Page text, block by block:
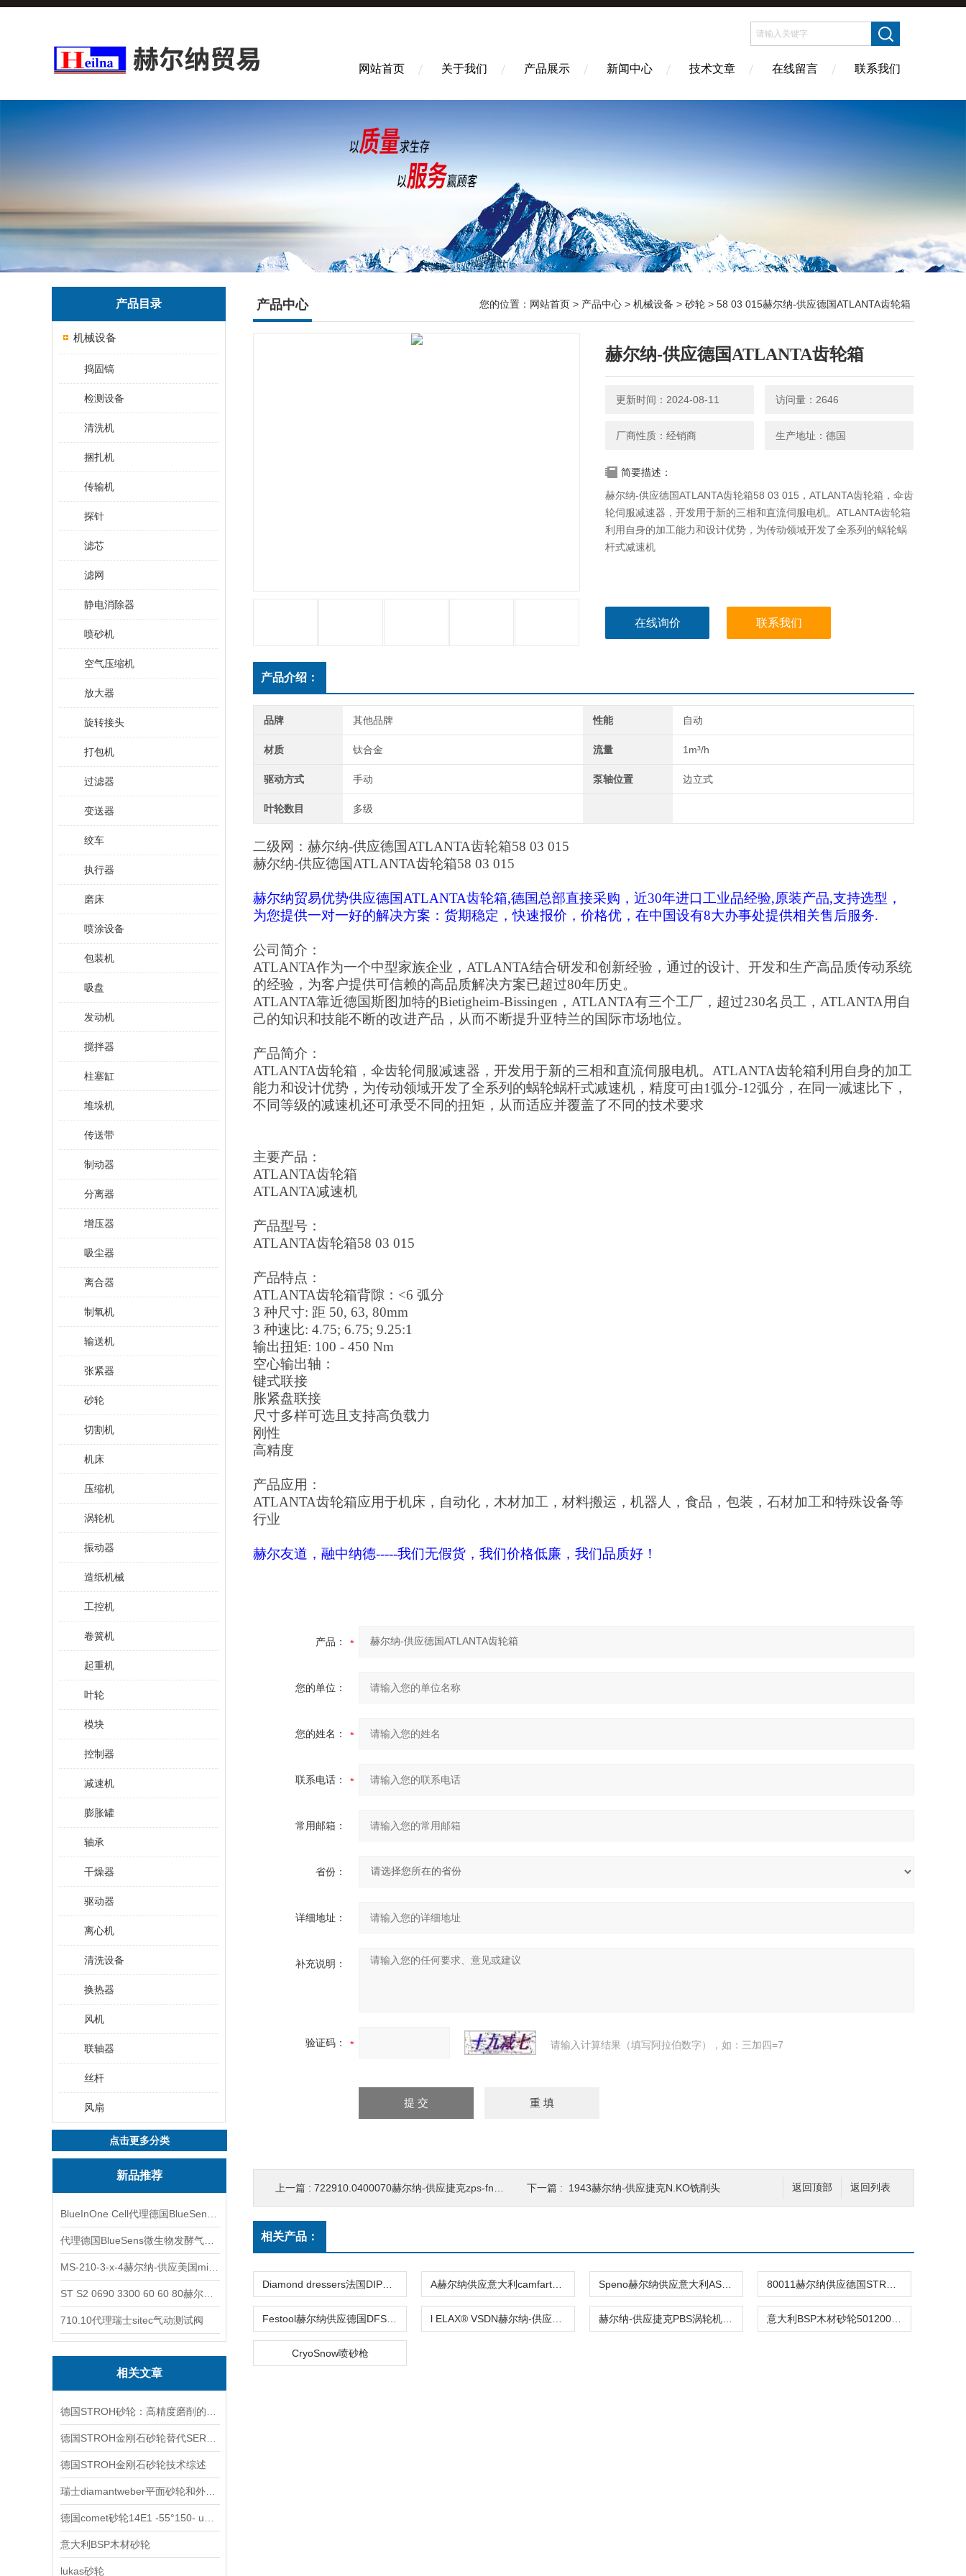
网站首页 关于我们 产品展示 新闻中心 技术文章 在线留言 联系我们
产品目录
机械设备
捣固镐
检测设备
清洗机
捆扎机
传输机
探针
滤芯
滤网
静电消除器
喷砂机
空气压缩机
放大器
旋转接头
打包机
过滤器
变送器
绞车
执行器
磨床
喷涂设备
包装机
吸盘
发动机
搅拌器
柱塞缸
堆垛机
传送带
制动器
分离器
增压器
吸尘器
离合器
制氧机
输送机
张紧器
砂轮
切割机
机床
压缩机
涡轮机
振动器
造纸机械
工控机
卷簧机
起重机
叶轮
模块
控制器
减速机
膨胀罐
轴承
干燥器
驱动器
离心机
清洗设备
换热器
风机
联轴器
丝杆
风扇
点击更多分类
新品推荐
710.10代理瑞士sitec气动测试阀
相关文章
德国STROH金刚石砂轮技术综述
意大利BSP木材砂轮
lukas砂轮
产品中心 您的位置： 网站首页 > 产品中心 > 机械设备 > 砂轮 > 58 03 015赫尔纳-供应德国ATLANTA齿轮箱
赫尔纳-供应德国ATLANTA齿轮箱
更新时间：2024-08-11 访问量：2646
厂商性质：经销商 生产地址：德国
简要描述：
赫尔纳-供应德国ATLANTA齿轮箱58 03 015，ATLANTA齿轮箱，伞齿
轮伺服减速器，开发用于新的三相和直流伺服电机。ATLANTA齿轮箱
利用自身的加工能力和设计优势，为传动领域开发了全系列的蜗轮蜗
杆式减速机
在线询价 联系我们
产品介绍：
品牌 其他品牌 性能 自动
材质 钛合金 流量 1m³/h
驱动方式 手动 泵轴位置 边立式
叶轮数目 多级
二级网：赫尔纳-供应德国ATLANTA齿轮箱58 03 015
赫尔纳-供应德国ATLANTA齿轮箱58 03 015
赫尔纳贸易优势供应德国ATLANTA齿轮箱,德国总部直接采购，近30年进口工业品经验,原装产品,支持选型，
为您提供一对一好的解决方案：货期稳定，快速报价，价格优，在中国设有8大办事处提供相关售后服务.
公司简介：
ATLANTA作为一个中型家族企业，ATLANTA结合研发和创新经验，通过的设计、开发和生产高品质传动系统
的经验，为客户提供可信赖的高品质解决方案已超过80年历史。
ATLANTA靠近德国斯图加特的Bietigheim-Bissingen，ATLANTA有三个工厂，超过230名员工，ATLANTA用自
己的知识和技能不断的改进产品，从而不断提升亚特兰的国际市场地位。
产品简介：
ATLANTA齿轮箱，伞齿轮伺服减速器，开发用于新的三相和直流伺服电机。ATLANTA齿轮箱利用自身的加工
能力和设计优势，为传动领域开发了全系列的蜗轮蜗杆式减速机，精度可由1弧分-12弧分，在同一减速比下，
不同等级的减速机还可承受不同的扭矩，从而适应并覆盖了不同的技术要求
主要产品：
ATLANTA齿轮箱
ATLANTA减速机
产品型号：
ATLANTA齿轮箱58 03 015
产品特点：
ATLANTA齿轮箱背隙：<6 弧分
3 种尺寸: 距 50, 63, 80mm
3 种速比: 4.75; 6.75; 9.25:1
输出扭矩: 100 - 450 Nm
空心输出轴：
键式联接
胀紧盘联接
尺寸多样可选且支持高负载力
刚性
高精度
产品应用：
ATLANTA齿轮箱应用于机床，自动化，木材加工，材料搬运，机器人，食品，包装，石材加工和特殊设备等
行业
赫尔友道，融中纳德-----我们无假货，我们价格低廉，我们品质好！
产品：
您的单位：
您的姓名：
联系电话：
常用邮箱：
省份：
详细地址：
补充说明：
验证码： 请输入计算结果（填写阿拉伯数字），如：三加四=7
返回列表
返回顶部
上一篇 : 722910.0400070赫尔纳-供应捷克zps-fn铣刀 下一篇 : 1943赫尔纳-供应捷克N.KO铣削头
相关产品：
CryoSnow喷砂枪